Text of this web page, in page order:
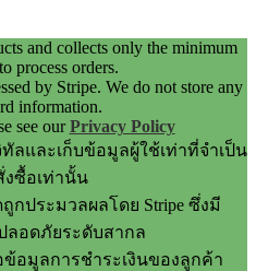
and collects only the minimum
process orders.
by Stripe. We do not store any
information.
see ourPrivacy Policy
ลและเก็บข้อมูลผู้ใช้เท่าที่จำเป็น
งซื้อเท่านั้น
กประมวลผลโดย Stripe ซึ่งมี
ลอดภัยระดับสากล
อมูลการชำระเงินของลูกค้า